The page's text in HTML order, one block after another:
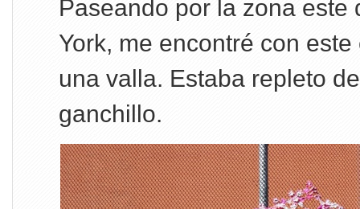
Paseando por la zona este
York, me encontré con
una valla. Estaba repleto
ganchillo.